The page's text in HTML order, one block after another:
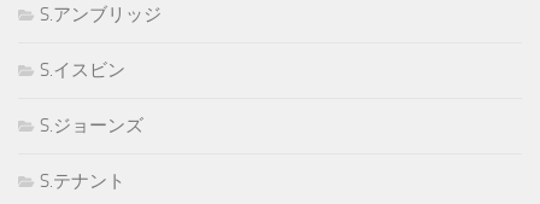
S.アンブリッジ
S.イスビン
S.ジョーンズ
S.テナント